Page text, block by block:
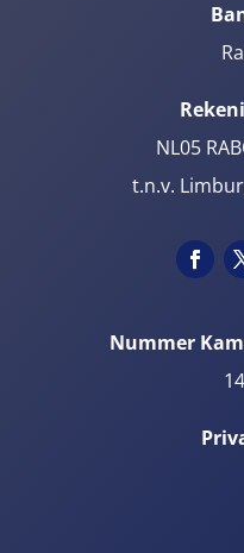
NL05
t.n.v.
Nummer